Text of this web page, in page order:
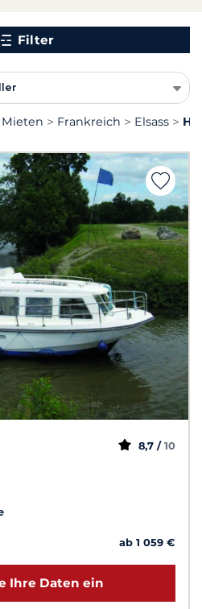
Filter
Frankreich Elsass
8,7 / 10
ab 1 059 €
Ihre Daten ein